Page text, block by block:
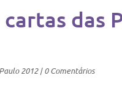
das
2012|0 Comentários